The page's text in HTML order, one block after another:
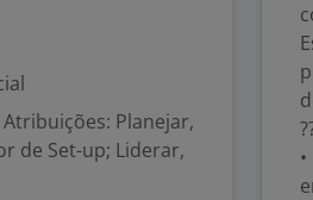
Planejar,
de Set-up; Liderar,